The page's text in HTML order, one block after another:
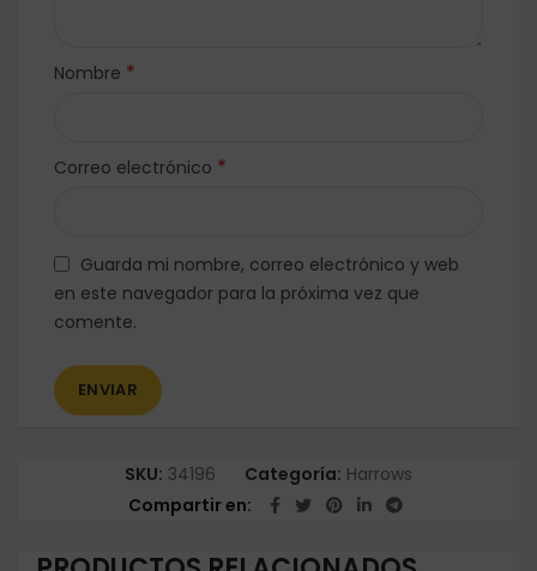
Nombre *
Correo electrónico *
Guarda mi nombre, correo electrónico y web
en este navegador para la próxima vez que
comente.
SKU: 34196 Categoría: Harrows
Compartir en